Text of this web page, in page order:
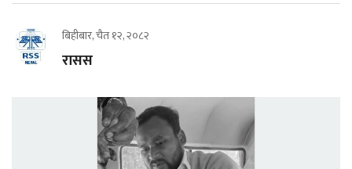
बिहीबार, चैत १२, २०८२
रासस